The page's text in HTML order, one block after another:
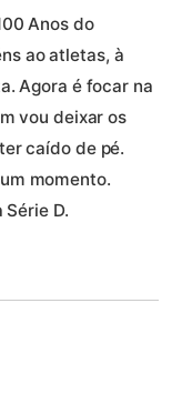
Anos do
ao atletas, à
Agora é focar na
vou deixar os
caído de pé.
momento.
D.